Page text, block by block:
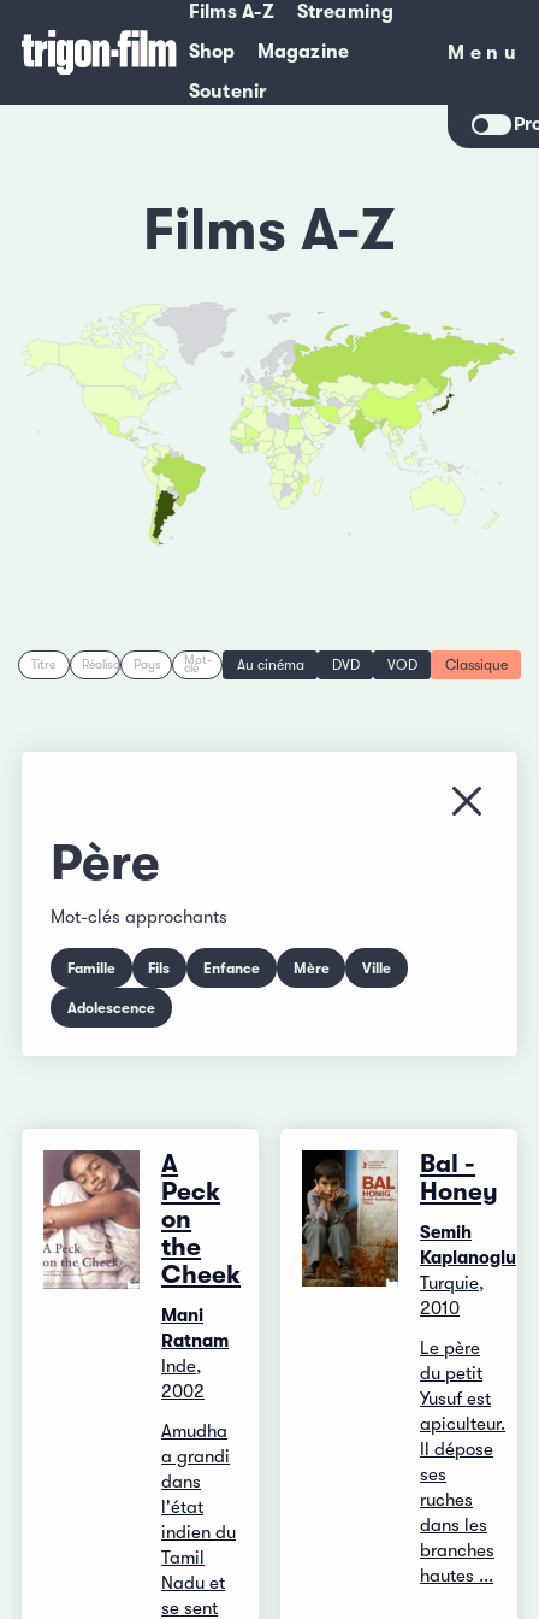
Films A-Z
Streaming
Shop
Magazine
Soutenir
Menu
Menu
Films A-Z
Titre RéalisationPays Mot-
clé Au cinéma DVD VOD Classique
Père
Mot-clés approchants
Famille Fils Enfance Mère Ville
Adolescence
A
Peck
on
the
Cheek
Mani
Ratnam
Inde,
2002
Amudha
a grandi
dans
l'état
indien du
Tamil
Nadu et
se sent
Bal -
Honey
Semih
Kaplanoglu
Turquie,
2010
Le père
du petit
Yusuf est
apiculteur.
Il dépose
ses
ruches
dans les
branches
hautes ...